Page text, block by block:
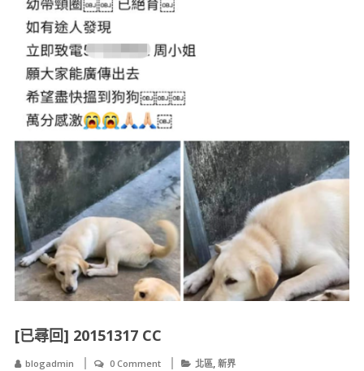
[已尋回] 20151317 CC
blogadmin 0 Comment 北區, 新界